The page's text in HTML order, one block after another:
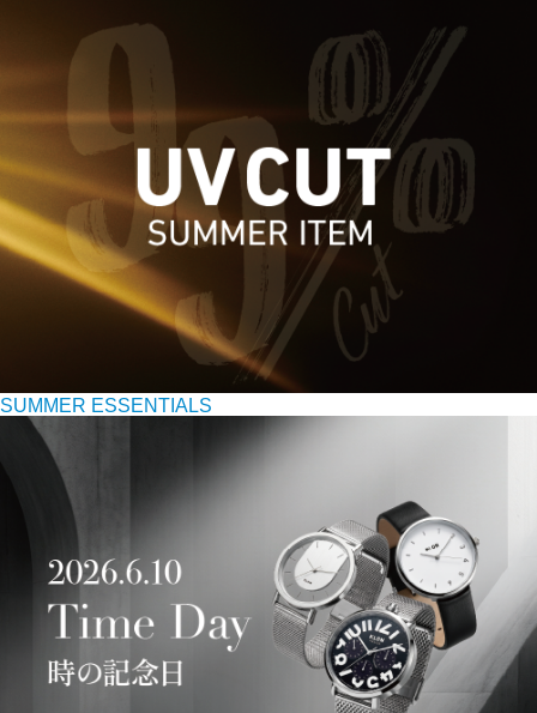
SUMMER ESSENTIALS